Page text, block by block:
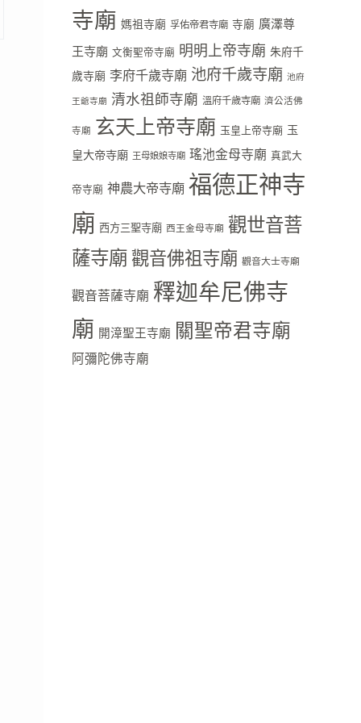
寺廟 媽祖寺廟 孚佑帝君寺廟 寺廟 廣澤尊
王寺廟 文衡聖帝寺廟 明明上帝寺廟 朱府千
歲寺廟 李府千歲寺廟 池府千歲寺廟 池府
王爺寺廟 清水祖師寺廟 溫府千歲寺廟 濟公活佛
寺廟 玄天上帝寺廟 玉皇上帝寺廟 玉
皇大帝寺廟 王母娘娘寺廟 瑤池金母寺廟 真武大
帝寺廟 神農大帝寺廟 福德正神寺
廟 西方三聖寺廟 西王金母寺廟 觀世音菩
薩寺廟觀音佛祖寺廟 觀音大士寺廟
觀音菩薩寺廟 釋迦牟尼佛寺
廟 開漳聖王寺廟 關聖帝君寺廟
阿彌陀佛寺廟